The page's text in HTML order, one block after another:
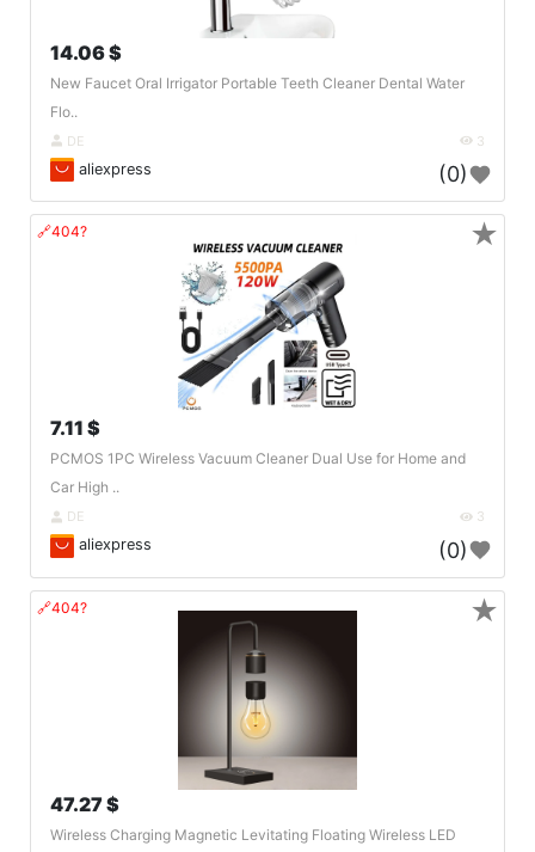
14.06 $
New Faucet Oral Irrigator Portable Teeth Cleaner Dental Water
Flo..
DE 3
aliexpress (0)
🔗404?
7.11 $
PCMOS 1PC Wireless Vacuum Cleaner Dual Use for Home and
Car High ..
DE 3
aliexpress (0)
★
🔗404?
47.27 $
Wireless Charging Magnetic Levitating Floating Wireless LED
★